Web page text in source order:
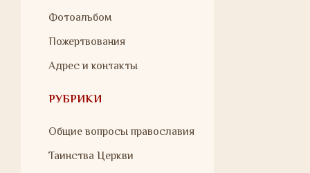
Фотоальбом
Пожертвования
Адрес и контакты
РУБРИКИ
Общие вопросы православия
Таинства Церкви